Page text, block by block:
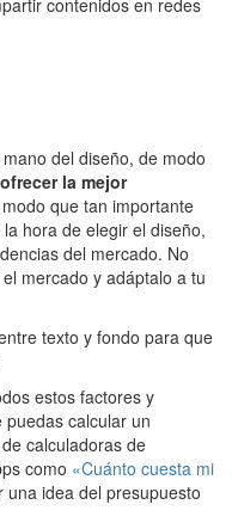
del diseño, de modo
ofrecer la mejor
que tan importante
hora de elegir el diseño,
del mercado. No
mercado y adáptalo a tu
texto y fondo para que
estos factores y
calcular un
calculadoras de
como «Cuánto cuesta mi
idea del presupuesto